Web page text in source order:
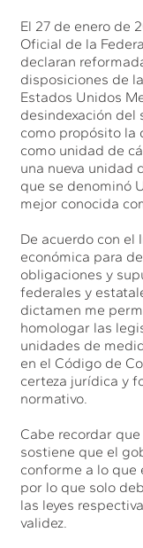
El 27 de enero de
Oficial de la
declaran
disposiciones de
Estados Unidos
desindexación del
como propósito la
como unidad de
una nueva unidad
que se denominó
mejor conocida
De acuerdo con el
económica para
obligaciones y
federales y
dictamen me
homologar las
unidades de
en el Código de
certeza jurídica y
normativo.
Cabe recordar
sostiene que el
conforme a lo que
por lo que solo
las leyes
validez.